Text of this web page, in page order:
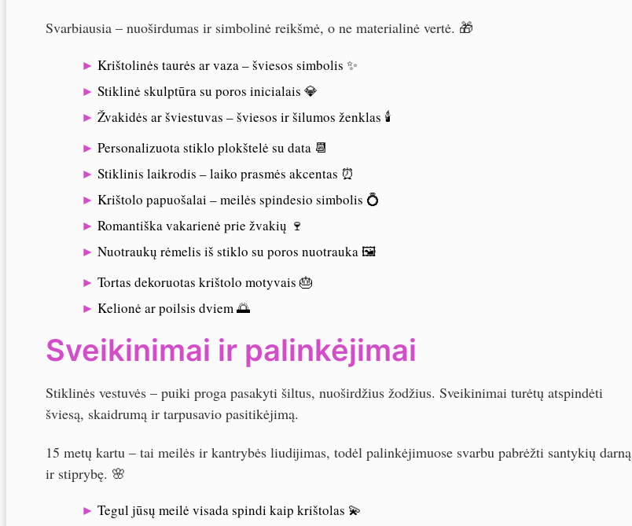
Svarbiausia – nuoširdumas ir simbolinė reikšmė, o ne materialinė vertė. 🎁
Krištolinės taurės ar vaza – šviesos simbolis ✨
Stiklinė skulptūra su poros inicialais 💎
Žvakidės ar šviestuvas – šviesos ir šilumos ženklas 🕯️
Personalizuota stiklo plokštelė su data 📆
Stiklinis laikrodis – laiko prasmės akcentas ⏰
Krištolo papuošalai – meilės spindesio simbolis 💍
Romantiška vakarienė prie žvakių 🍷
Nuotraukų rėmelis iš stiklo su poros nuotrauka 🖼️
Tortas dekoruotas krištolo motyvais 🎂
Kelionė ar poilsis dviem 🌅
Sveikinimai ir palinkėjimai
Stiklinės vestuvės – puiki proga pasakyti šiltus, nuoširdžius žodžius. Sveikinimai turėtų atspindėti
šviesą, skaidrumą ir tarpusavio pasitikėjimą.
15 metų kartu – tai meilės ir kantrybės liudijimas, todėl palinkėjimuose svarbu pabrėžti santykių darną
ir stiprybę. 🌸
Tegul jūsų meilė visada spindi kaip krištolas 💫